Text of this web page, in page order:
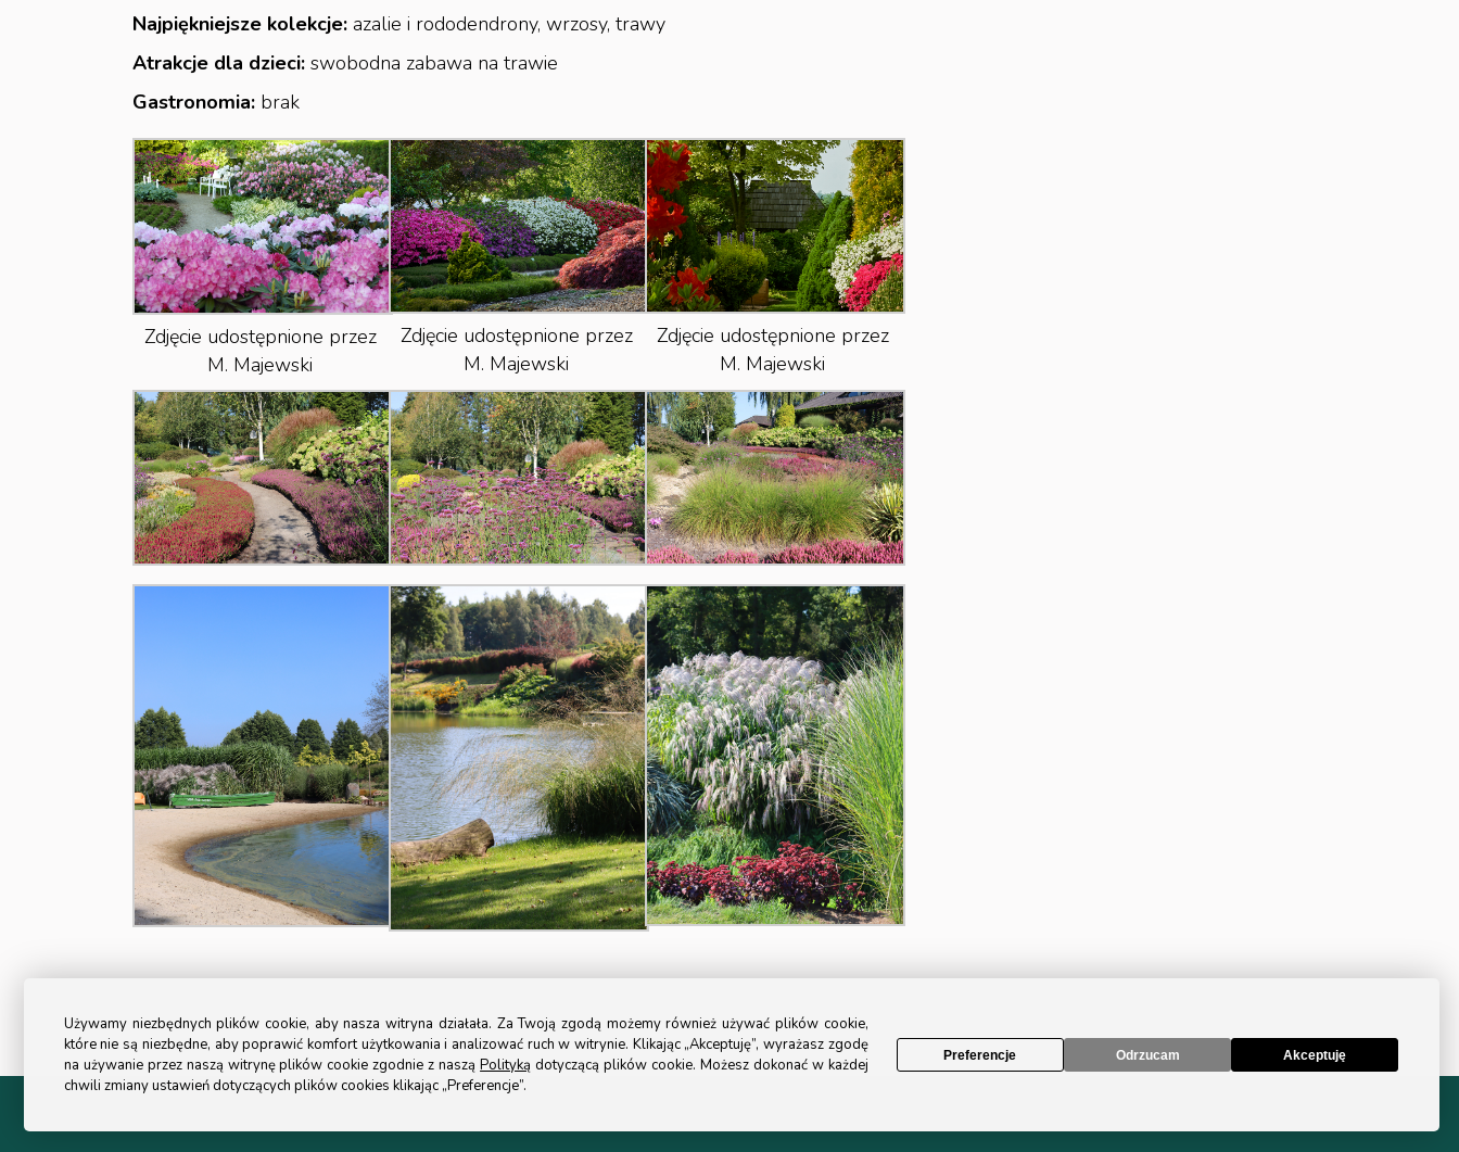
Najpiękniejsze kolekcje: azalie i rododendrony, wrzosy, trawy
Atrakcje dla dzieci: swobodna zabawa na trawie
Gastronomia: brak
Zdjęcie udostępnione przez
M. Majewski
Zdjęcie udostępnione przez
M. Majewski
Zdjęcie udostępnione przez
M. Majewski
Używamy niezbędnych plików cookie, aby nasza witryna działała. Za Twoją zgodą możemy również używać plików cookie,
które nie są niezbędne, aby poprawić komfort użytkowania i analizować ruch w witrynie. Klikając „Akceptuję”, wyrażasz zgodę
na używanie przez naszą witrynę plików cookie zgodnie z nasząPolityką dotyczącą plików cookie. Możesz dokonać w każdej
chwili zmiany ustawień dotyczących plików cookies klikając „Preferencje”.
Preferencje Odrzucam Akceptuję